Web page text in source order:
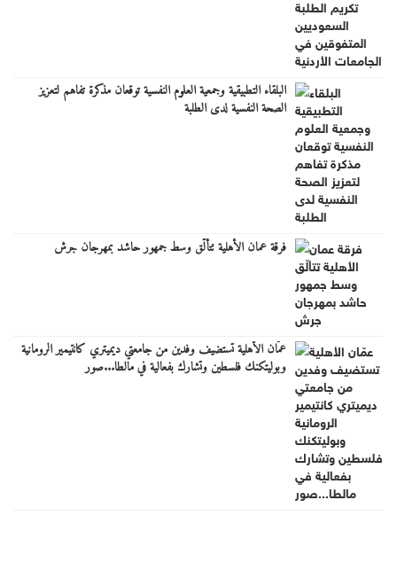
البلقاء التطبيقية وجمعية العلوم النفسية توقعان مذكرة تفاهم لتعزيز
الصحة النفسية لدى الطلبة
فرقة عمان الأهلية تتألّق وسط جمهور حاشد بمهرجان جرش
عمّان الأهلية تستضيف وفدين من جامعتي ديميتري كانتيمير الرومانية
وبوليتكنك فلسطين وتشارك بفعالية في مالطا...صور